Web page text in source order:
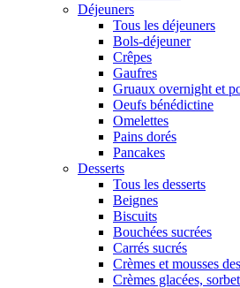
Déjeuners
Tous les déjeuners
Bols-déjeuner
Crêpes
Gaufres
Gruaux overnight et
Oeufs bénédictine
Omelettes
Pains dorés
Pancakes
Desserts
Tous les desserts
Beignes
Biscuits
Bouchées sucrées
Carrés sucrés
Crèmes et mousses
Crèmes glacées,